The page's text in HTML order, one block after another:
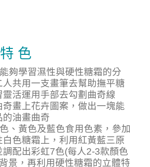
色
夠學習濕性與硬性糖霜的分
人共用一支畫筆去幫助撫平糖
靈活運用手部去勾劃曲奇線
畫上花卉圖案，做出一塊能
的油畫曲奇
、黃色及藍色食用色素，參加
白色糖霜上，利用紅黃藍三原
調配出彩虹7色(每人2-3款顏色
景，再利用硬性糖霜的立體特